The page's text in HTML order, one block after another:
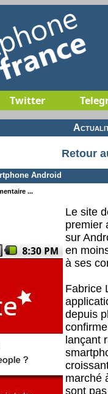
Twitter
Retour
Android
...
Le site
premier
sur
en
à ses
Fabrice
depuis
lançant
marché
sont